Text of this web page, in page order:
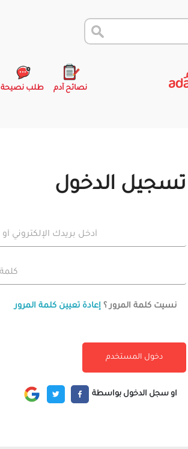
نصائح آدم طلب نصيحة
تسجيل الدخول
نسيت كلمة المرور ؟ إعادة تعيين كلمة المرور
او سجل الدخول بواسطة